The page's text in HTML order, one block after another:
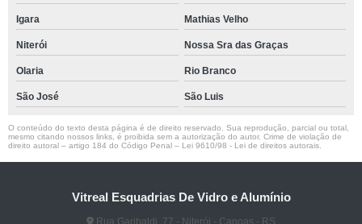
Igara Mathias Velho
Niterói Nossa Sra das Graças
Olaria Rio Branco
São José São Luis
O conteúdo do texto desta página é de direito reservado. Sua reprodução, parcial ou total,
mesmo citando nossos links, é proibida sem a autorização do autor. Crime de violação de
direito autoral – artigo 184 do Código Penal – Lei 9610/98 - Lei de direitos autorais
Vitreal Esquadrias De Vidro e Alumínio
Rua Garibaldi, 77 - Niterói - Canoas - RS